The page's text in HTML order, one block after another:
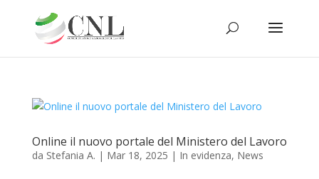
Online il nuovo portale del Ministero del Lavoro
da Stefania A. | Mar 18, 2025 | In evidenza, News